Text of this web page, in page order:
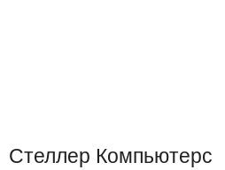
Стеллер Компьютерс